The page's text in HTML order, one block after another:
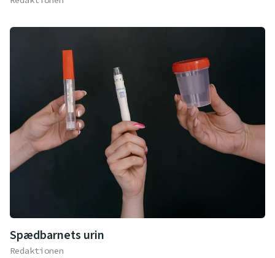
Spædbarnets urin
Redaktionen